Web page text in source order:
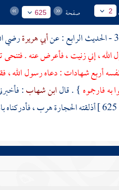
2 صفحة 625
أبي هريرةرضي
الله ، إني زنيت ، فأعرض عنه .
أربع شهادات : دعاه رسول الله
به فارجموه} . قالابن شهاب:
أذلقته الحجارة هرب ، فأدركناه